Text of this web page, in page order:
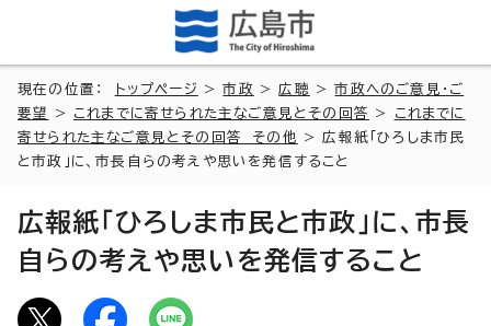
現在の位置： トップページ >市政 >広聴 >市政へのご意見・ご
要望
> これまでに寄せられた主なご意見とその回答 >
これまでに
寄せられた主なご意見とその回答 その他
> 広報紙「ひろしま市民
と市政」に、市長自らの考えや思いを発信すること
広報紙「ひろしま市民と市政」に、市長
自らの考えや思いを発信すること